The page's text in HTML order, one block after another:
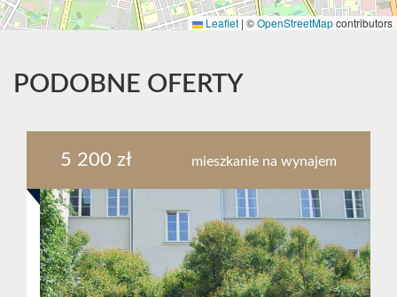
Leaflet | ©OpenStreetMapcontributors
PODOBNE OFERTY
5 200 zł mieszkanie na wynajem